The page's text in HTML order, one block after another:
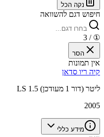
נקה הכל
חיפוש דגם להשוואה
①
/ 3
הסר
אין תמונות
קיה ריו סדאן
LS 1.5 ליטר (דור 1 מעודכן)
2005
מידע כללי